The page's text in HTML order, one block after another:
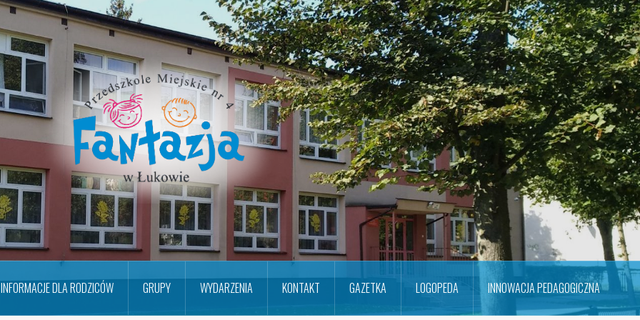
INFORMACJE DLA RODZICÓW GRUPY WYDARZENIA KONTAKT GAZETKA LOGOPEDA INNOWACJA PEDAGOGICZNA